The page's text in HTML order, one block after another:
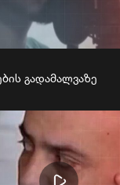
გადამალვაზე